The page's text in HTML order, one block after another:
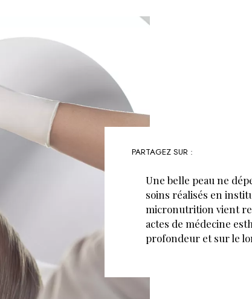
PARTAGEZ SUR :
Une belle peau ne
soins réalisés en
micronutrition vient
actes de médecine
profondeur et sur le